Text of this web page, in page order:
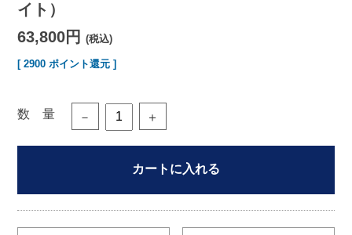
イト）
63,800円(税込)
[ 2900 ポイント還元 ]
数 量 － ＋
カートに入れる